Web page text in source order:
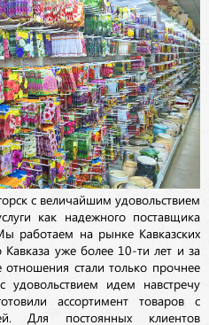
с величайшим удовольствием
как надежного поставщика
работаем на рынке Кавказских
уже более 10-ти лет и за
отношения стали только прочнее
идем навстречу
ассортимент товаров с
Для постоянных клиентов